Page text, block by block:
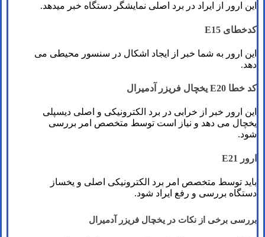
این ارور از ایراد در برد اصلی نمایشگر دستگاه خبر میدهد.
کدخطای E15
این ارور به شما خبر از ایجاد اشکال در سنسور محیطی می
دهد.
کد خطا E20 یخچال فریزر آدمیرال
این ارور خبر از خرابی در برد الکترونیکی و اصلی دیسپلی
یخچال می دهد و نیاز است توسط متخصص امر بررسی
شود.
ارور E21
باید توسط متخصص امر برد الکترونیکی اصلی و یخساز
دستگاه بررسی و رفع ایراد شود.
بررسی برخی از نکات در یخچال فریزر آدمیرال